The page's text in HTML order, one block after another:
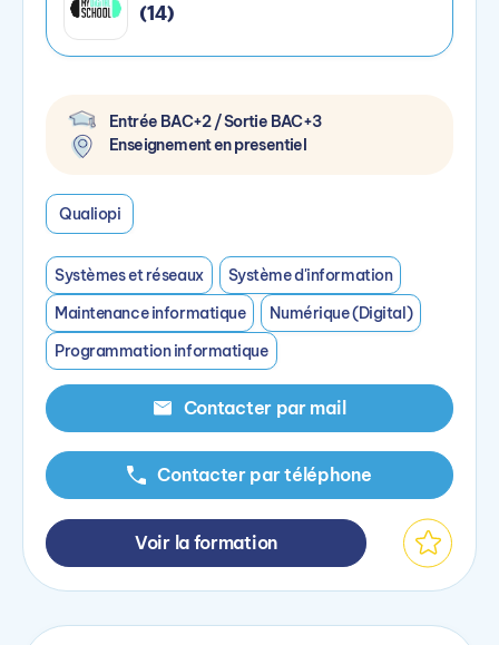
(14)
Entrée BAC+2 / Sortie BAC+3
Enseignement en presentiel
Qualiopi
Systèmes et réseaux
Système d'information
Maintenance informatique
Numérique (Digital)
Programmation informatique
Contacter par mail
Contacter par téléphone
Voir la formation